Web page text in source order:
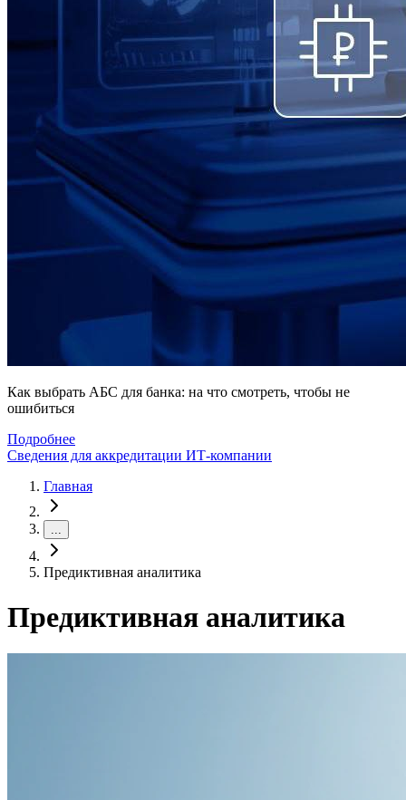
Как выбрать АБС для банка: на что смотреть, чтобы не
ошибиться
Подробнее
Сведения для аккредитации ИТ-компании
Главная
...
Предиктивная аналитика
Предиктивная аналитика